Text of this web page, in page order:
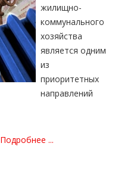
жилищно-
коммунального
хозяйства
является одним
из
приоритетных
направлений
Подробнее ...